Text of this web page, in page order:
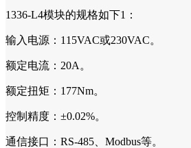
1336-L4模块的规格如下1：
输入电源：115VAC或230VAC。
额定电流：20A。
额定扭矩：177Nm。
控制精度：±0.02%。
通信接口：RS-485、Modbus等。